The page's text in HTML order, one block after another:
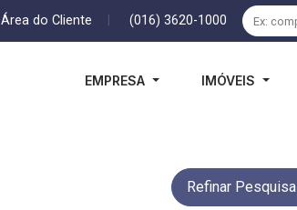
Área do Cliente (016) 3620-1000
EMPRESA IMÓVEIS
Refinar Pesquisa